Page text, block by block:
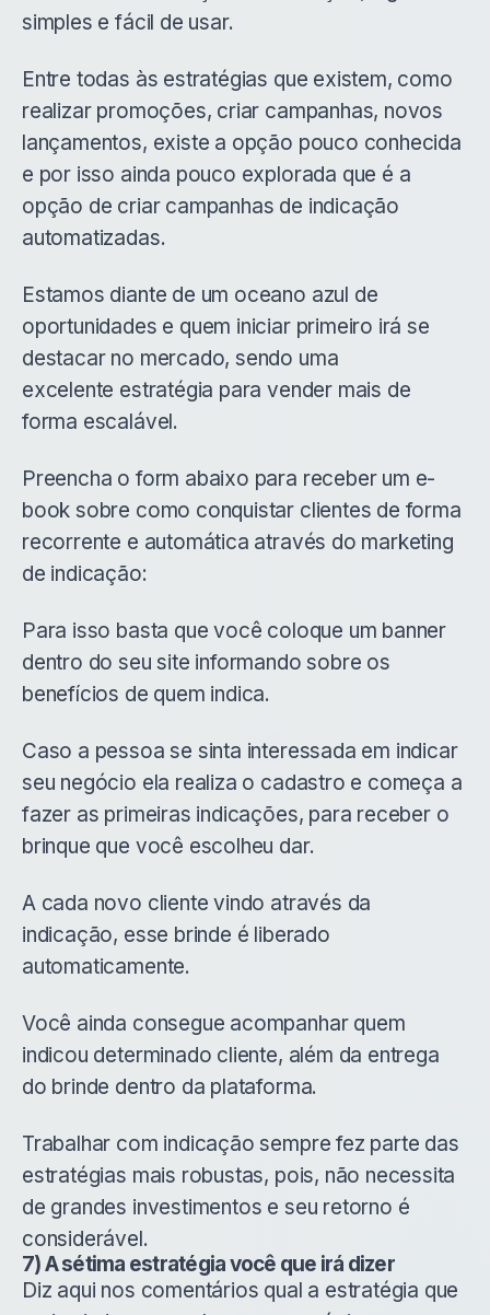
simples e fácil de usar.
Entre todas às estratégias que existem, como
realizar promoções, criar campanhas, novos
lançamentos, existe a opção pouco conhecida
e por isso ainda pouco explorada que é a
opção de criar campanhas de indicação
automatizadas.
Estamos diante de um oceano azul de
oportunidades e quem iniciar primeiro irá se
destacar no mercado, sendo uma
excelente estratégia para vender mais de
forma escalável.
Preencha o form abaixo para receber um e-
book sobre como conquistar clientes de forma
recorrente e automática através do marketing
de indicação:
Para isso basta que você coloque um banner
dentro do seu site informando sobre os
benefícios de quem indica.
Caso a pessoa se sinta interessada em indicar
seu negócio ela realiza o cadastro e começa a
fazer as primeiras indicações, para receber o
brinque que você escolheu dar.
A cada novo cliente vindo através da
indicação, esse brinde é liberado
automaticamente.
Você ainda consegue acompanhar quem
indicou determinado cliente, além da entrega
do brinde dentro da plataforma.
Trabalhar com indicação sempre fez parte das
estratégias mais robustas, pois, não necessita
de grandes investimentos e seu retorno é
considerável.
7) A sétima estratégia você que irá dizer
Diz aqui nos comentários qual a estratégia que